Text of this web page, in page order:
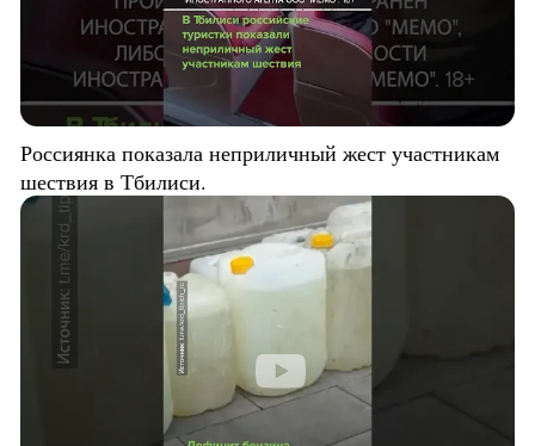
Россиянка показала неприличный жест участникам
шествия в Тбилиси.